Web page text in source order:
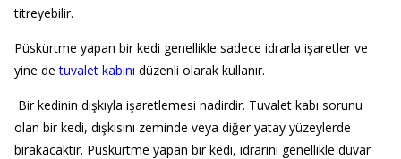
titreyebilir.
Püskürtme yapan bir kedi genellikle sadece idrarla işaretler ve
yine detuvalet kabını düzenli olarak kullanır.
Bir kedinin dışkıyla işaretlemesi nadirdir. Tuvalet kabı sorunu
olan bir kedi, dışkısını zeminde veya diğer yatay yüzeylerde
bırakacaktır. Püskürtme yapan bir kedi, idrarını genellikle duvar